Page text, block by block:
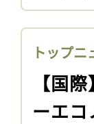
トップニ
【国
ーエ